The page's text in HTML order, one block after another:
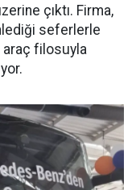
çıktı. Firma,
seferlerle
araç filosuyla